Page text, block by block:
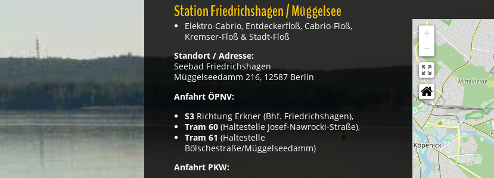
Station Friedrichshagen / Müggelsee
Elektro-Cabrio, Entdeckerfloß, Cabrio-Floß,
Kremser-Floß & Stadt-Floß
Standort / Adresse:
Seebad Friedrichshagen
Müggelseedamm 216, 12587 Berlin
Anfahrt ÖPNV:
S3 Richtung Erkner (Bhf. Friedrichshagen),
Tram 60 (Haltestelle Josef-Nawrocki-Straße),
Tram 61 (Haltestelle
Bölschestraße/Müggelseedamm)
Anfahrt PKW:
+
−